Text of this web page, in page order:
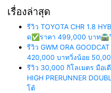
เรื่องล่าสุด
รีวิว TOYOTA CHR 1.8
ด✅ราคา 499,000 บาท🛣️
รีวิว GWM ORA
420,000 บาทวิ่งน้อย
รีวิว 30,000 กิโลเมตร มือเ
HIGH PRERUNNER
โต้